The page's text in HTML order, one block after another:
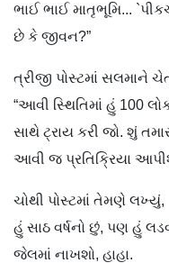
ભાઈ ભાઈ માતૃભૂમિ...
છે કે જીવન?”
ત્રીજી પોસ્ટમાં સલમાને
“આવી સ્થિતિમાં હું 100
સાથે ટ્રાય કરી જો. શું
આવી જ પ્રતિક્રિયા
ચોથી પોસ્ટમાં તેમણે લખ્યું,
હું સાઠ વર્ષનો છું, પણ હું
જેલમાં નાખશો, હાહા.